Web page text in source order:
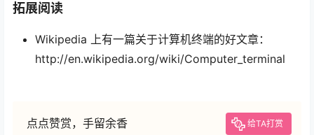
拓展阅读
Wikipedia 上有一篇关于计算机终端的好文章：
http://en.wikipedia.org/wiki/Computer_terminal
点点赞赏，手留余香 给TA打赏